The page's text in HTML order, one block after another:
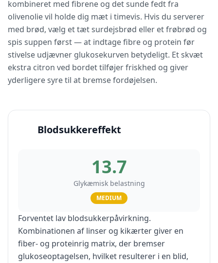
kombineret med fibrene og det sunde fedt fra
olivenolie vil holde dig mæt i timevis. Hvis du serverer
med brød, vælg et tæt surdejsbrød eller et frøbrød og
spis suppen først — at indtage fibre og protein før
stivelse udjævner glukosekurven betydeligt. Et skvæt
ekstra citron ved bordet tilføjer friskhed og giver
yderligere syre til at bremse fordøjelsen.
Blodsukkereffekt
13.7
Glykæmisk belastning
MEDIUM
Forventet lav blodsukkerpåvirkning.
Kombinationen af linser og kikærter giver en
fiber- og proteinrig matrix, der bremser
glukoseoptagelsen, hvilket resulterer i en blid,